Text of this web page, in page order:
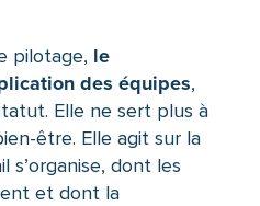
pilotage, le
des équipes,
Elle ne sert plus à
être. Elle agit sur la
s’organise, dont les
et dont la